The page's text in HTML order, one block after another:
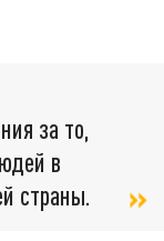
за то,
в
страны.